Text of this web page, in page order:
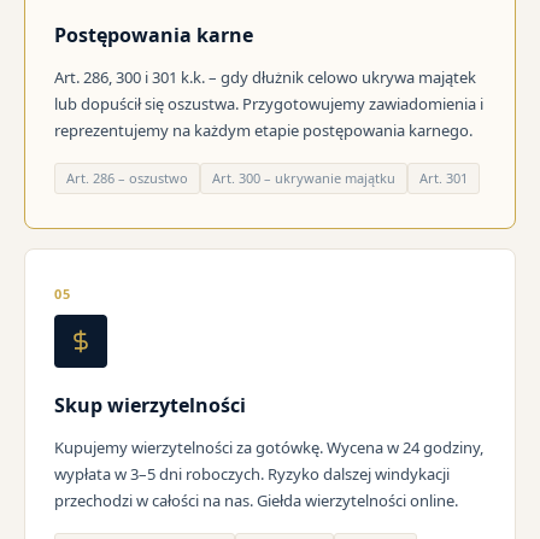
Postępowania karne
Art. 286, 300 i 301 k.k. – gdy dłużnik celowo ukrywa majątek
lub dopuścił się oszustwa. Przygotowujemy zawiadomienia i
reprezentujemy na każdym etapie postępowania karnego.
Art. 286 – oszustwo Art. 300 – ukrywanie majątku Art. 301
05
Skup wierzytelności
Kupujemy wierzytelności za gotówkę. Wycena w 24 godziny,
wypłata w 3–5 dni roboczych. Ryzyko dalszej windykacji
przechodzi w całości na nas. Giełda wierzytelności online.